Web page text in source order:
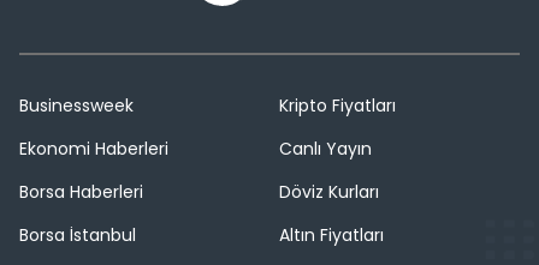
Businessweek
Ekonomi Haberleri
Borsa Haberleri
Borsa İstanbul
Kripto Fiyatları
Canlı Yayın
Döviz Kurları
Altın Fiyatları